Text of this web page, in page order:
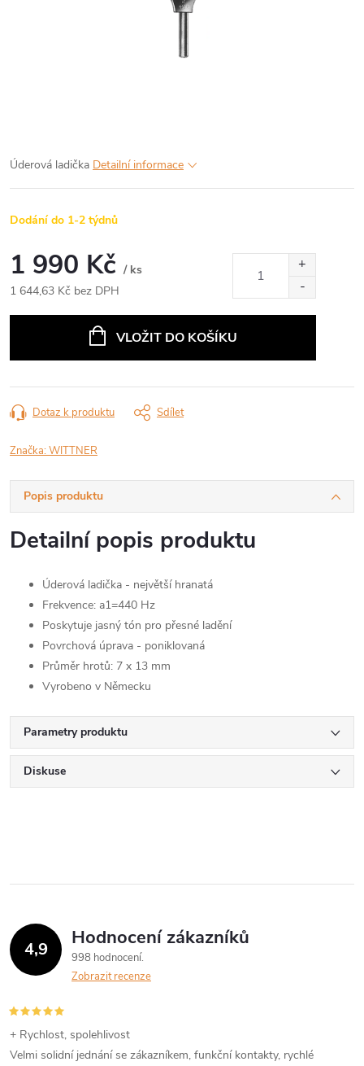
Úderová ladička Detailní informace
Dodání do 1-2 týdnů
1 990 Kč / ks
1 644,63 Kč bez DPH
VLOŽIT DO KOŠÍKU
Dotaz k produktu Sdílet
Značka:WITTNER
Popis produktu
Detailní popis produktu
Úderová ladička - největší hranatá
Frekvence: a1=440 Hz
Poskytuje jasný tón pro přesné ladění
Povrchová úprava - poniklovaná
Průměr hrotů: 7 x 13 mm
Vyrobeno v Německu
Parametry produktu
Diskuse
4,9 Hodnocení zákazníků
998 hodnocení
Zobrazit recenze
+ Rychlost, spolehlivost
Velmi solidní jednání se zákazníkem, funkční kontakty, rychlé